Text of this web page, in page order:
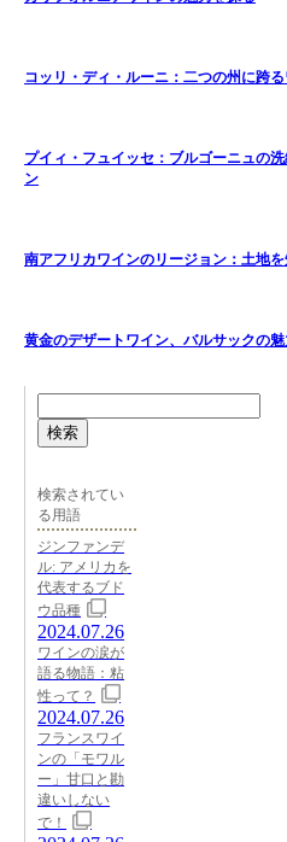
コッリ・ディ・ルーニ：二つの州に跨
プイィ・フュイッセ：ブルゴーニュの
ン
南アフリカワインのリージョン：土地
黄金のデザートワイン、バルサックの魅
検索
検索されてい
る用語
ジンファンデ
ル: アメリカを
代表するブド
ウ品種
2024.07.26
ワインの涙が
語る物語：粘
性って？
2024.07.26
フランスワイ
ンの「モワル
ー」甘口と勘
違いしない
で！